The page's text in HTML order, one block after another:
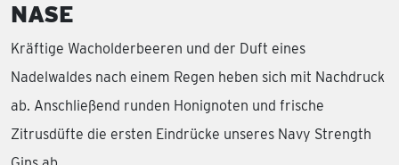
NASE
Kräftige Wacholderbeeren und der Duft eines
Nadelwaldes nach einem Regen heben sich mit Nachdruck
ab. Anschließend runden Honignoten und frische
Zitrusdüfte die ersten Eindrücke unseres Navy Strength